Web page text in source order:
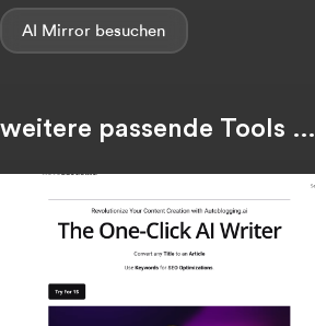
AI Mirror
weitere passende Tools …